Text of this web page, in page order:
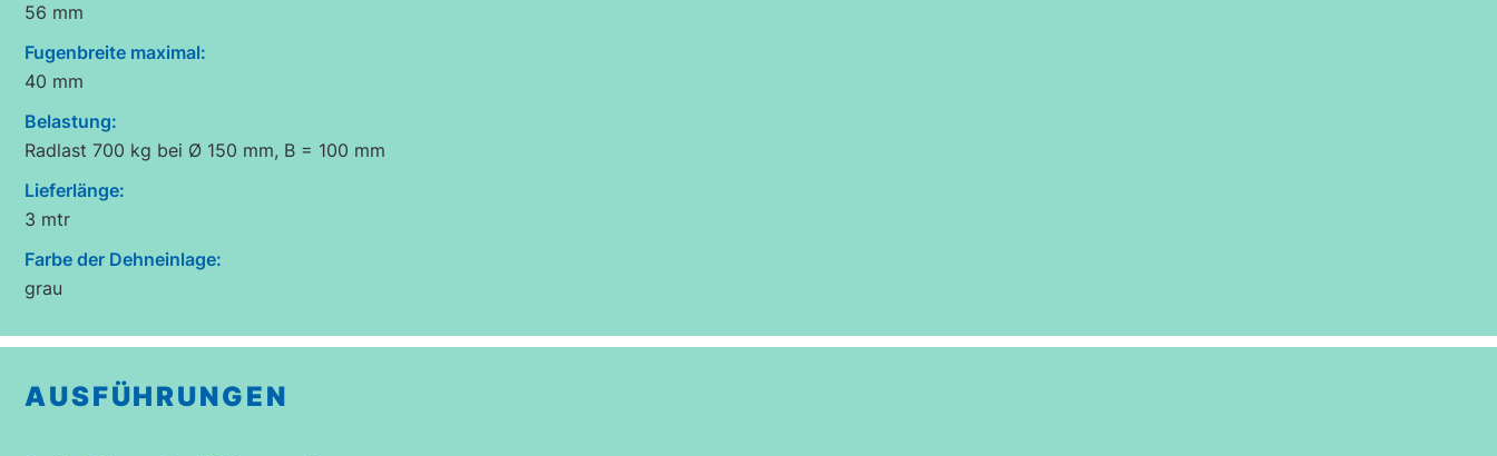
56 mm
Fugenbreite maximal:
40 mm
Belastung:
Radlast 700 kg bei Ø 150 mm, B = 100 mm
Lieferlänge:
3 mtr
Farbe der Dehneinlage:
grau
AUSFÜHRUNGEN